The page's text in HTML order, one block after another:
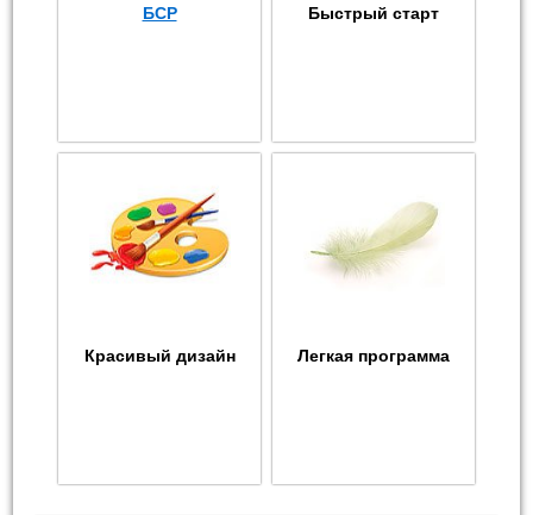
БСР Быстрый старт
Красивый дизайн Легкая программа